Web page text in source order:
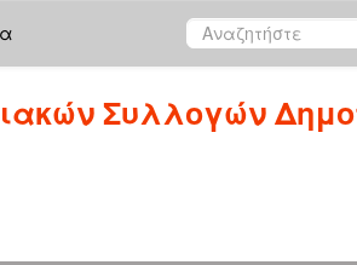
Συλλογών